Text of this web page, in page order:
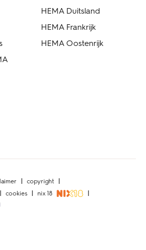
HEMA Duitsland
HEMA Frankrijk
HEMA Oostenrijk
copyright
cookies
nix 18